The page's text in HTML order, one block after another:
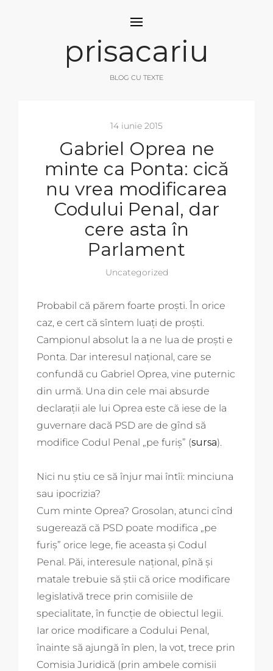
prisacariu
BLOG CU TEXTE
14 iunie 2015
Gabriel Oprea ne
minte ca Ponta: cică
nu vrea modificarea
Codului Penal, dar
cere asta în
Parlament
Uncategorized
Probabil că părem foarte proști. În orice
caz, e cert că sîntem luați de proști.
Campionul absolut la a ne lua de proști e
Ponta. Dar interesul național, care se
confundă cu Gabriel Oprea, vine puternic
din urmă. Una din cele mai absurde
declarații ale lui Oprea este că iese de la
guvernare dacă PSD are de gînd să
modifice Codul Penal „pe furiș” (sursa).
Nici nu știu ce să înjur mai întîi: minciuna
sau ipocrizia?
Cum minte Oprea? Grosolan, atunci cînd
sugerează că PSD poate modifica „pe
furiș” orice lege, fie aceasta și Codul
Penal. Păi, interesule național, pînă și
matale trebuie să știi că orice modificare
legislativă trece prin comisiile de
specialitate, în funcție de obiectul legii.
Iar orice modificare a Codului Penal,
înainte să ajungă în plen, la vot, trece prin
Comisia Juridică (prin ambele comisii